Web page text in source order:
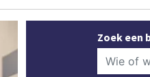
Zoek een